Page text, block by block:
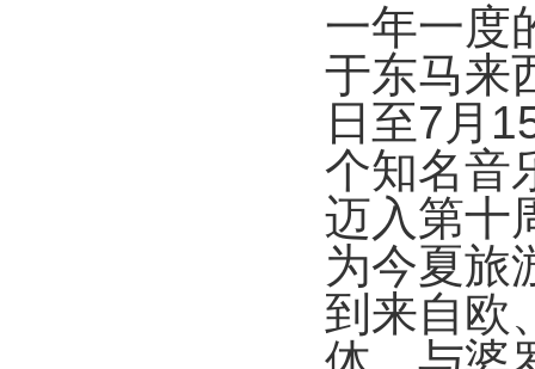
一年一度
于东马来
日至7 月
个知名音
迈入第十
为今夏旅
到来自欧